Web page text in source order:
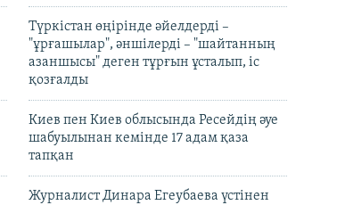
Түркістан өңірінде әйелдерді –
"ұрғашылар", әншілерді – "шайтанның
азаншысы" деген тұрғын ұсталып, іс
қозғалды
Киев пен Киев облысында Ресейдің әуе
шабуылынан кемінде 17 адам қаза
тапқан
Журналист Динара Егеубаева үстінен